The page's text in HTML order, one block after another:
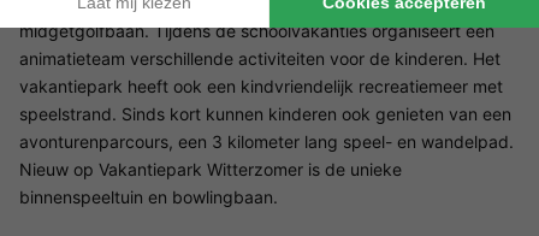
midgetgolfbaan. Tijdens de schoolvakanties organiseert een
animatieteam verschillende activiteiten voor de kinderen. Het
vakantiepark heeft ook een kindvriendelijk recreatiemeer met
speelstrand. Sinds kort kunnen kinderen ook genieten van een
avonturenparcours, een 3 kilometer lang speel- en wandelpad.
Nieuw op Vakantiepark Witterzomer is de unieke
binnenspeeltuin en bowlingbaan.